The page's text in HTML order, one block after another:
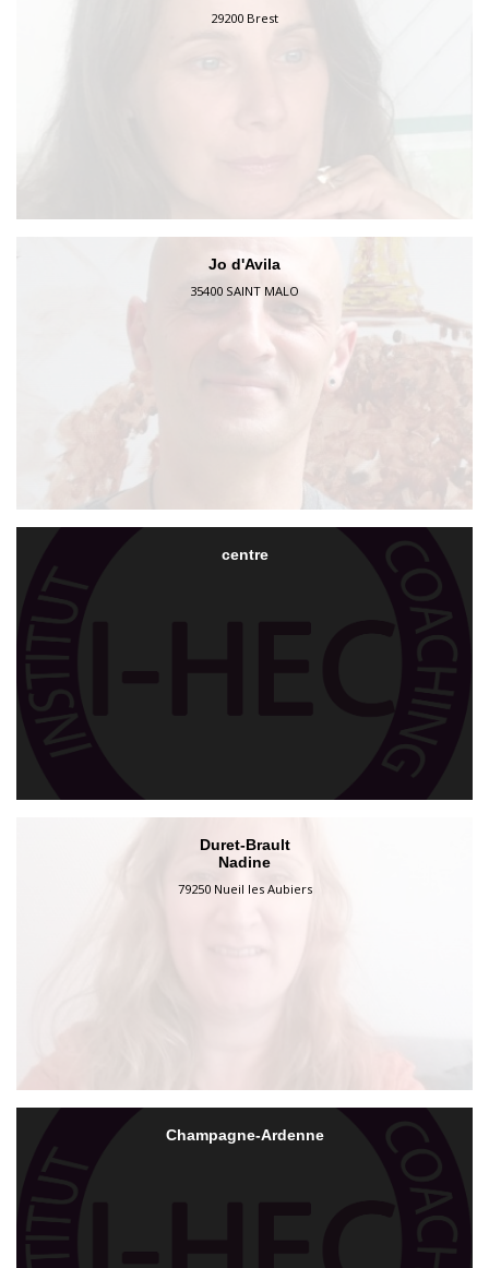
29200 Brest
Jo d'Avila
35400 SAINT MALO
centre
Duret-Brault
Nadine
79250 Nueil les Aubiers
Champagne-Ardenne